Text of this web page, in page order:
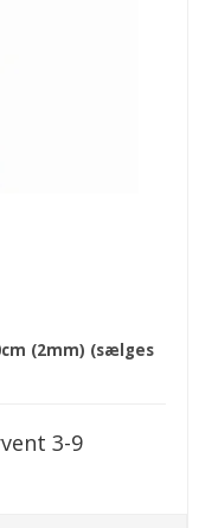
(2mm) (sælges
3-9